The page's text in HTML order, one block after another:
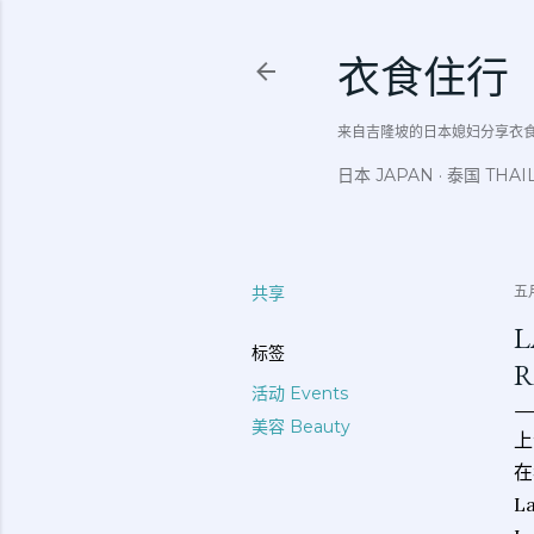
衣食住行
来自吉隆坡的日本媳妇分享
日本 JAPAN 泰国
共享
标签
活动 Events
美容 Beauty
五